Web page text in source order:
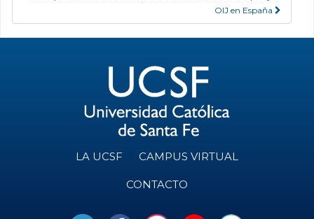
OIJ en España
LA UCSF CAMPUS VIRTUAL
CONTACTO